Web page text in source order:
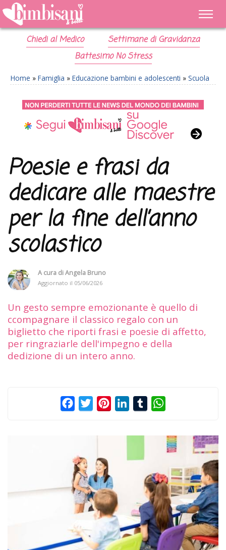
Chiedi al Medico
Settimane di Gravidanza
Battesimo No Stress
Home » Famiglia » Educazione bambini e adolescenti » Scuola
Poesie e frasi da
dedicare alle maestre
per la fine dell’anno
scolastico
A cura diAngela Bruno
Aggiornato il 05/06/2026
Un gesto sempre emozionante è quello di
ccompagnare il classico regalo con un
biglietto che riporti frasi e poesie di affetto,
per ringraziarle dell'impegno e della
dedizione di un intero anno.
FacebookTwitterPinterestLinkedInTumblr